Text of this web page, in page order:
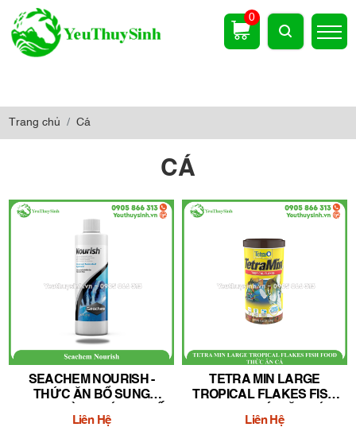
0
Trang chủ Cá
CÁ
SEACHEM NOURISH -
THỨC ĂN BỔ SUNG
Liên Hệ
TETRA MIN LARGE
TROPICAL FLAKES FISH
Liên Hệ